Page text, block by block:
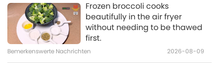
16:00
Im Ananda Dhara Yoga Village
Glückseligkeit finden, Teil 1 von 3
Frozen broccoli cooks
beautifully in the air fryer
without needing to be thawed
first.
Bemerkenswerte Nachrichten 2026-08-09